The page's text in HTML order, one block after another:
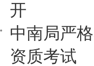
开
中南局严
资质考试